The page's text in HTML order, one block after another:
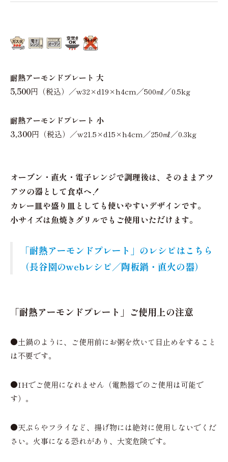
耐熱アーモンドプレート 大
5,500円（税込）／w32×d19×h4cm／500㎖／0.5kg
耐熱アーモンドプレート 小
3,300円（税込）／w21.5×d15×h4cm／250㎖／0.3kg
オーブン・直火・電子レンジで調理後は、そのままアツ
アツの器として食卓へ！
カレー皿や盛り皿としても使いやすいデザインです。
小サイズは魚焼きグリルでもご使用いただけます。
「耐熱アーモンドプレート」のレシピはこちら
（長谷園のwebレシピ／陶板鍋・直火の器）
「耐熱アーモンドプレート」ご使用上の注意
●土鍋のように、ご使用前にお粥を炊いて目止めをすること
は不要です。
●IHでご使用になれません（電熱器でのご使用は可能で
す）。
●天ぷらやフライなど、揚げ物には絶対に使用しないでくだ
さい。火事になる恐れがあり、大変危険です。